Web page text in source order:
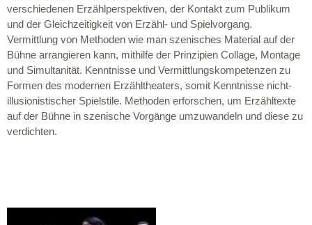
verschiedenen Erzählperspektiven, der Kontakt zum Publikum
und der Gleichzeitigkeit von Erzähl- und Spielvorgang.
Vermittlung von Methoden wie man szenisches Material auf der
Bühne arrangieren kann, mithilfe der Prinzipien Collage, Montage
und Simultanität. Kenntnisse und Vermittlungskompetenzen zu
Formen des modernen Erzähltheaters, somit Kenntnisse nicht-
illusionistischer Spielstile. Methoden erforschen, um Erzähltexte
auf der Bühne in szenische Vorgänge umzuwandeln und diese zu
verdichten.